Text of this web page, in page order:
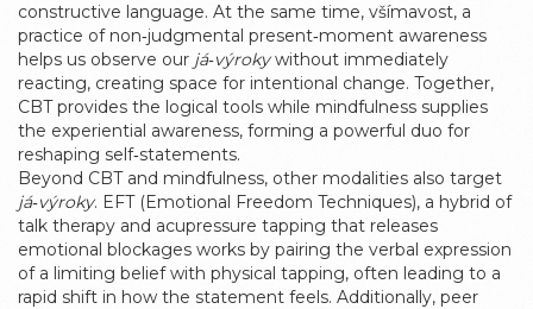
constructive language. At the same time, všímavost, a
practice of non‑judgmental present‑moment awareness
helps us observe our já‑výrokywithout immediately
reacting, creating space for intentional change. Together,
CBT provides the logical tools while mindfulness supplies
the experiential awareness, forming a powerful duo for
reshaping self‑statements.
Beyond CBT and mindfulness, other modalities also target
já‑výroky. EFT (Emotional Freedom Techniques), a hybrid of
talk therapy and acupressure tapping that releases
emotional blockages works by pairing the verbal expression
of a limiting belief with physical tapping, often leading to a
rapid shift in how the statement feels. Additionally, peer